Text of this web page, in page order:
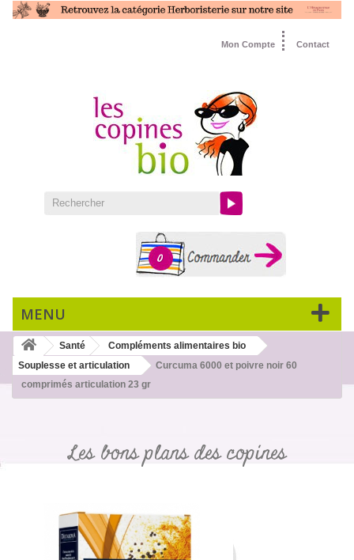
Contact
Mon Compte
0
MENU
Santé
Compléments alimentaires bio
Souplesse et articulation
Curcuma 6000 et poivre noir 60
comprimés articulation 23 gr
Les bons plans des copines